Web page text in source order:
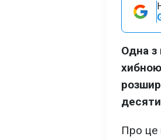
Одна з
Про це